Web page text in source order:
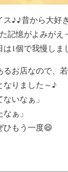
ス♪♪昔から大好
記憶がよみがえ
は1個で我慢しま
お店なので、
なりました～♪
いなぁ」
ぁ」
ひもう一度😄